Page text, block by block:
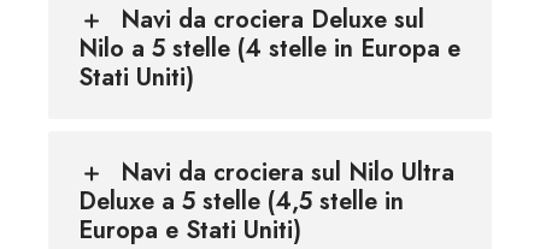
Navi da crociera Deluxe sul
Nilo a 5 stelle (4 stelle in Europa e
Stati Uniti)
Navi da crociera sul Nilo Ultra
Deluxe a 5 stelle (4,5 stelle in
Europa e Stati Uniti)